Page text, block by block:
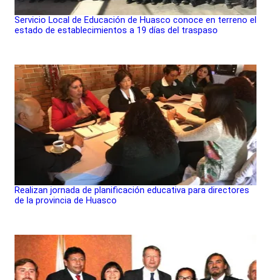
Servicio Local de Educación de Huasco conoce en terreno el
estado de establecimientos a 19 días del traspaso
Realizan jornada de planificación educativa para directores
de la provincia de Huasco